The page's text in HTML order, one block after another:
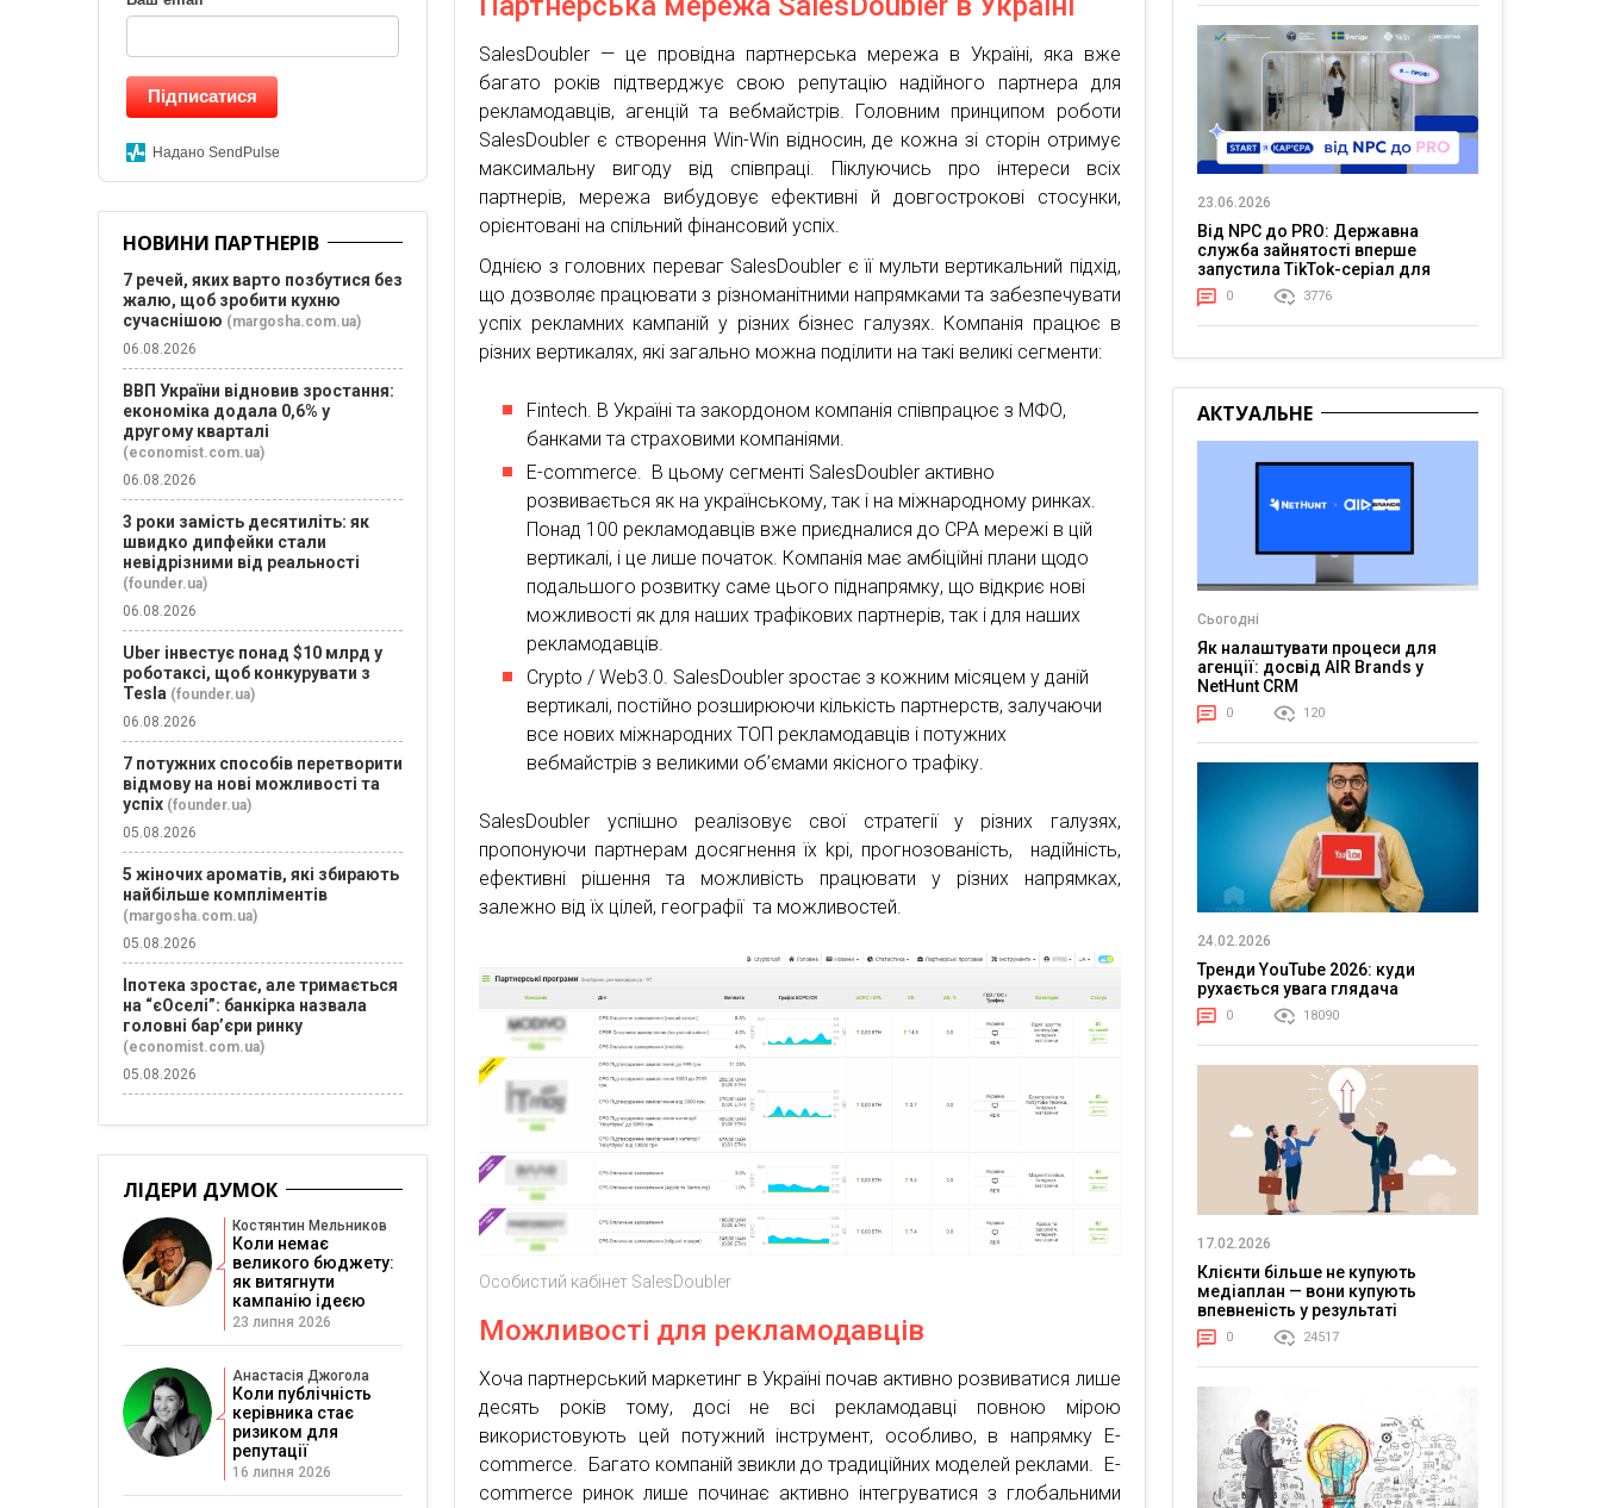
SalesDoubler — це провідна партнерська мережа в Україні, яка вже
багато років підтверджує свою репутацію надійного партнера для
рекламодавців, агенцій та вебмайстрів. Головним принципом роботи
SalesDoubler є створення Win-Win відносин, де кожна зі сторін отримує
максимальну вигоду від співпраці. Піклуючись про інтереси всіх
партнерів, мережа вибудовує ефективні й довгострокові стосунки,
орієнтовані на спільний фінансовий успіх.
Однією з головних переваг SalesDoubler є її мульти вертикальний підхід,
що дозволяє працювати з різноманітними напрямками та забезпечувати
успіх рекламних кампаній у різних бізнес галузях. Компанія працює в
різних вертикалях, які загально можна поділити на такі великі сегменти:
Fintech. В Україні та закордоном компанія співпрацює з МФО,
банками та страховими компаніями.
E-commerce. В цьому сегменті SalesDoubler активно
розвивається як на українському, так і на міжнародному ринках.
Понад 100 рекламодавців вже приєдналися до CPA мережі в цій
вертикалі, і це лише початок. Компанія має амбіційні плани щодо
подальшого розвитку саме цього піднапрямку, що відкриє нові
можливості як для наших трафікових партнерів, так і для наших
рекламодавців.
Crypto / Web3.0. SalesDoubler зростає з кожним місяцем у даній
вертикалі, постійно розширюючи кількість партнерств, залучаючи
все нових міжнародних ТОП рекламодавців і потужних
вебмайстрів з великими об’ємами якісного трафіку.
SalesDoubler успішно реалізовує свої стратегії у різних галузях,
пропонуючи партнерам досягнення їх kpi, прогнозованість, надійність,
ефективні рішення та можливість працювати у різних напрямках,
залежно від їх цілей, географії та можливостей.
Особистий кабінет SalesDoubler
Можливості для рекламодавців
Хоча партнерський маркетинг в Україні почав активно розвиватися лише
десять років тому, досі не всі рекламодавці повною мірою
використовують цей потужний інструмент, особливо, в напрямку E-
commerce. Багато компаній звикли до традиційних моделей реклами. E-
commerce ринок лише починає активно інтегруватися з глобальними
Підписатися
Надано SendPulse
НОВИНИ ПАРТНЕРІВ
7 речей, яких варто позбутися без
жалю, щоб зробити кухню
сучаснішою (margosha.com.ua)
06.08.2026
ВВП України відновив зростання:
економіка додала 0,6% у
другому кварталі
(economist.com.ua)
06.08.2026
3 роки замість десятиліть: як
швидко дипфейки стали
невідрізними від реальності
(founder.ua)
06.08.2026
Uber інвестує понад $10 млрд у
роботаксі, щоб конкурувати з
Tesla (founder.ua)
06.08.2026
7 потужних способів перетворити
відмову на нові можливості та
успіх (founder.ua)
05.08.2026
5 жіночих ароматів, які збирають
найбільше компліментів
(margosha.com.ua)
05.08.2026
Іпотека зростає, але тримається
на “єОселі”: банкірка назвала
головні бар’єри ринку
(economist.com.ua)
05.08.2026
ЛІДЕРИ ДУМОК
Костянтин Мельников
Коли немає
великого бюджету:
як витягнути
кампанію ідеєю
23 липня 2026
Анастасія Джогола
Коли публічність
керівника стає
ризиком для
репутації
16 липня 2026
23.06.2026
Від NPC до PRO: Державна
служба зайнятості вперше
запустила TikTok-серіал для
молоді
0 3776
АКТУАЛЬНЕ
Сьогодні
Як налаштувати процеси для
агенції: досвід AIR Brands у
NetHunt CRM
0 120
24.02.2026
Тренди YouTube 2026: куди
рухається увага глядача
0 18090
17.02.2026
Клієнти більше не купують
медіаплан — вони купують
впевненість у результаті
0 24517